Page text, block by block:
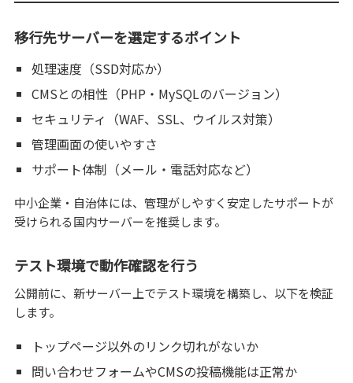
移行先サーバーを選定するポイント
処理速度（SSD対応か）
CMSとの相性（PHP・MySQLのバージョン）
セキュリティ（WAF、SSL、ウイルス対策）
管理画面の使いやすさ
サポート体制（メール・電話対応など）
中小企業・自治体には、管理がしやすく安定したサポートが
受けられる国内サーバーを推奨します。
テスト環境で動作確認を行う
公開前に、新サーバー上でテスト環境を構築し、以下を検証
します。
トップページ以外のリンク切れがないか
問い合わせフォームやCMSの投稿機能は正常か